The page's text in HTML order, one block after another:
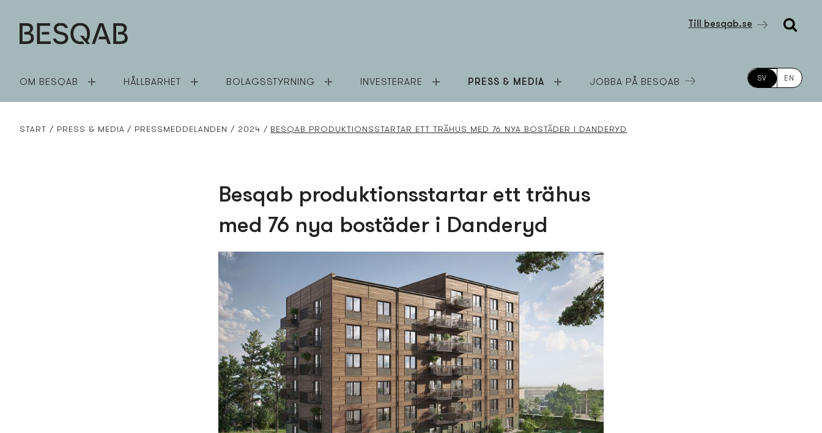
Till besqab.se
OM BESQAB HÅLLBARHET BOLAGSSTYRNING INVESTERARE PRESS & MEDIA JOBBA PÅ BESQAB SV EN
START PRESS­ & MEDIA PRESS­MEDDELANDEN 2024 BESQAB PRODUKTIONSSTARTAR ETT TRÄHUS MED 76 NYA BOSTÄDER I DANDERYD
Besqab produktionsstartar ett trähus
med 76 nya bostäder i Danderyd